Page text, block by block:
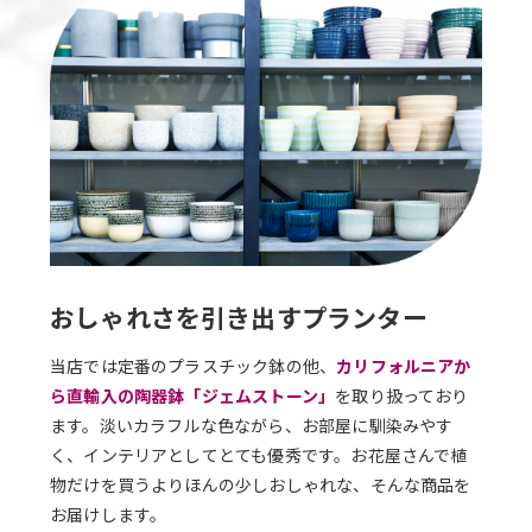
おしゃれさを引き出すプランター
当店では定番のプラスチック鉢の他、 カリフォルニアか
ら直輸入の陶器鉢「ジェムストーン」 を取り扱っており
ます。淡いカラフルな色ながら、お部屋に馴染みやす
く、インテリアとしてとても優秀です。お花屋さんで植
物だけを買うよりほんの少しおしゃれな、そんな商品を
お届けします。